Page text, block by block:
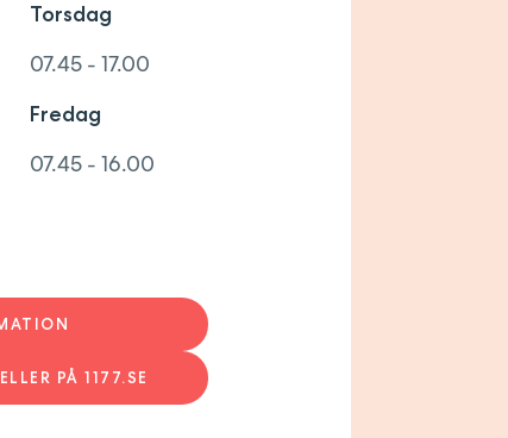
Torsdag
07.45 - 17.00
Fredag
07.45 - 16.00
PÅ 1177.SE